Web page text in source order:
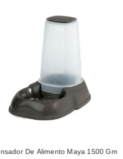
De Alimento Maya 1500 Gm